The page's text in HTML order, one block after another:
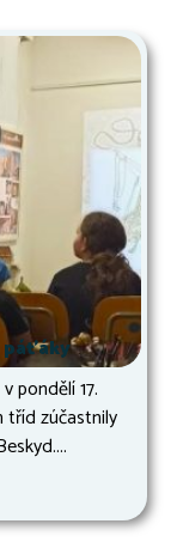
pondělí 17.
zúčastnily